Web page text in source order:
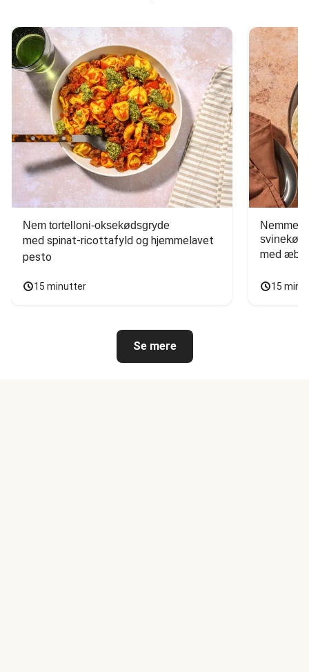
Nem tortelloni-oksekødsgryde
med spinat-ricottafyld og hjemmelavet
pesto
15 minutter
Nemme
svinekød
med
15
Se mere